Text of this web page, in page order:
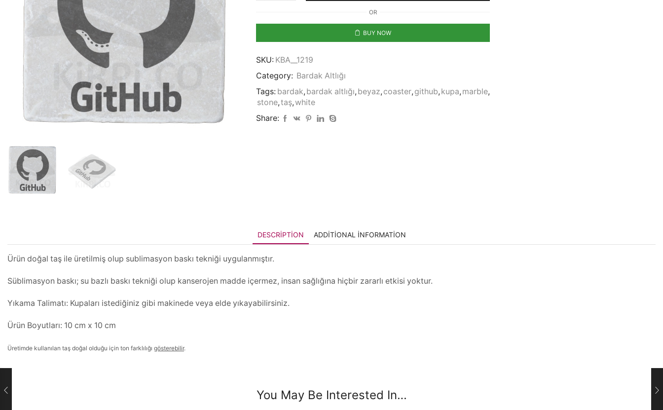
quantity
OR
BUY NOW
SKU: KBA__1219
Category: Bardak Altlığı
Tags: bardak, bardak altlığı, beyaz, coaster, github, kupa, marble,
stone,taş,white
Share:
DESCRIPTION ADDITIONAL INFORMATION
Ürün doğal taş ile üretilmiş olup sublimasyon baskı tekniği uygulanmıştır.
Süblimasyon baskı; su bazlı baskı tekniği olup kanserojen madde içermez, insan sağlığına hiçbir zararlı etkisi yoktur.
Yıkama Talimatı: Kupaları istediğiniz gibi makinede veya elde yıkayabilirsiniz.
Ürün Boyutları: 10 cm x 10 cm
Üretimde kullanılan taş doğal olduğu için ton farklılığı gösterebilir.
You May Be Interested In…